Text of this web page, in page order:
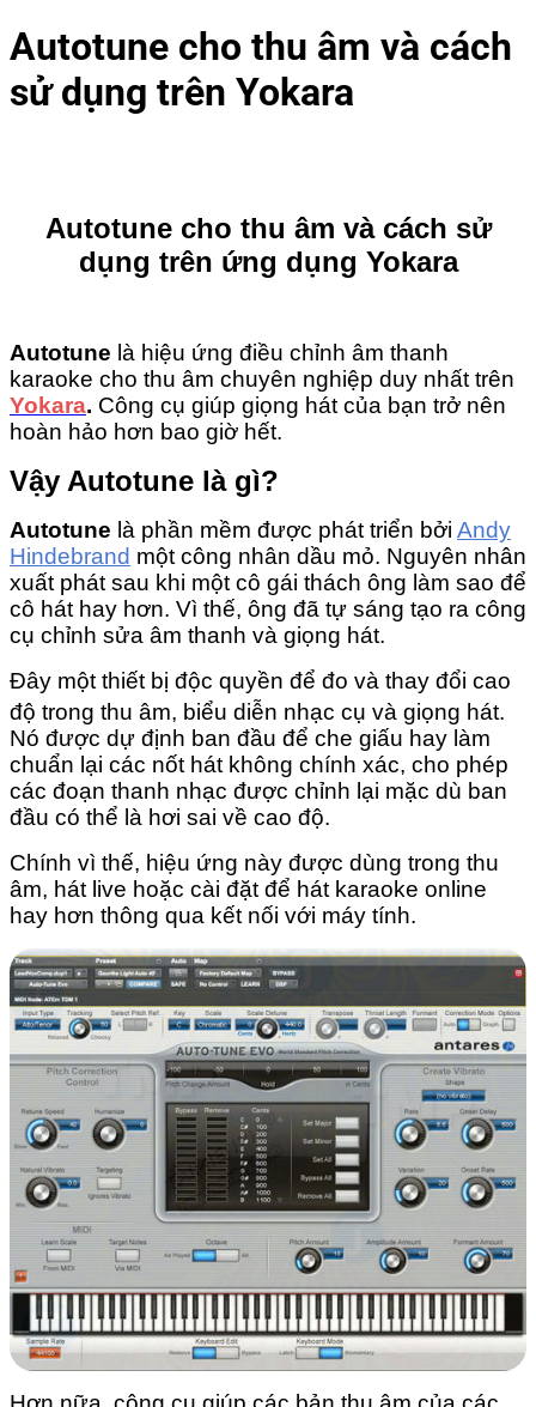
Autotune cho thu âm và cách
sử dụng trên Yokara
Autotune cho thu âm và cách sử
dụng trên ứng dụng Yokara
Autotune là hiệu ứng điều chỉnh âm thanh
karaoke cho thu âm chuyên nghiệp duy nhất trên
Yokara. Công cụ giúp giọng hát của bạn trở nên
hoàn hảo hơn bao giờ hết.
Vậy Autotune là gì?
Autotune là phần mềm được phát triển bởi Andy
Hindebrand một công nhân dầu mỏ. Nguyên nhân
xuất phát sau khi một cô gái thách ông làm sao để
cô hát hay hơn. Vì thế, ông đã tự sáng tạo ra công
cụ chỉnh sửa âm thanh và giọng hát.
Đây một thiết bị độc quyền để đo và thay đổi cao
độ trong thu âm, biểu diễn nhạc cụ và giọng hát.
Nó được dự định ban đầu để che giấu hay làm
chuẩn lại các nốt hát không chính xác, cho phép
các đoạn thanh nhạc được chỉnh lại mặc dù ban
đầu có thể là hơi sai về cao độ.
Chính vì thế, hiệu ứng này được dùng trong thu
âm, hát live hoặc cài đặt để hát karaoke online
hay hơn thông qua kết nối với máy tính.